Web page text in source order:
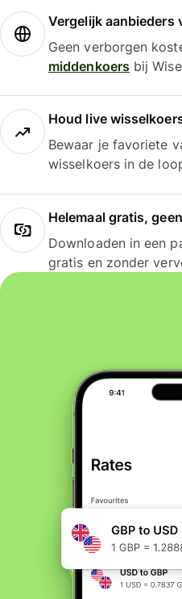
Vergelijk aanbieders
Geen verborgen
middenkoersbij
Houd live
Bewaar je favoriete
wisselkoers in de
Helemaal gratis,
Downloaden in een
gratis en zonder